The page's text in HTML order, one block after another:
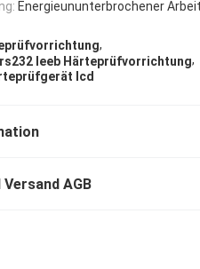
Energieununterbrochener
,
leeb Härteprüfvorrichtung,
lcd
AGB